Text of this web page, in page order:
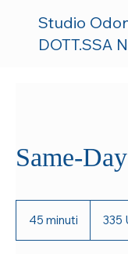
Studio
DOTT.SSA
Same-
45 minuti 335